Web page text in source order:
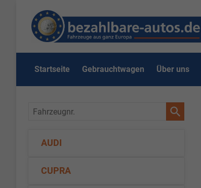
Startseite Gebrauchtwagen Über uns
Fahrzeugnr.
AUDI
CUPRA